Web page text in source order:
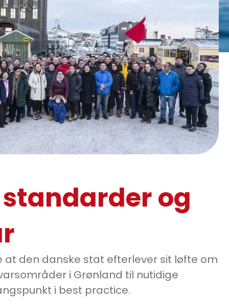
og
at den danske stat efterlever sit løfte om
i Grønland til nutidige
i best practice.